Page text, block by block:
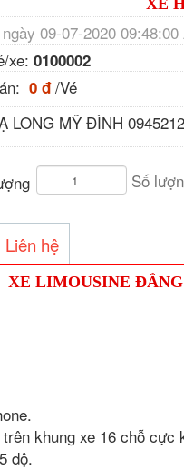
XE
09-07-2020
xe: 0100002
0 đ /Vé
LONG MỸ ĐÌNH
Số
Liên hệ
XE LIMOUSINE
khung xe 16 chỗ cực
độ.